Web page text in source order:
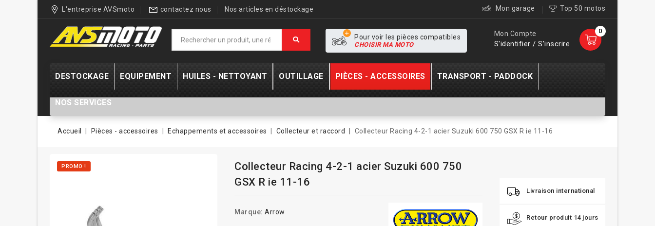
L'entreprise AVSmoto contactez nous Nos articles en déstockage Mon garage Top 50 motos
0
Mon Compte
S'identifier / S'inscrire
Pour voir les pièces compatibles
CHOISIR MA MOTO
DESTOCKAGE EQUIPEMENT HUILES - NETTOYANT OUTILLAGE PIÈCES - ACCESSOIRES TRANSPORT - PADDOCK
NOS SERVICES
Accueil Pièces - accessoires Echappements et accessoires Collecteur et raccord Collecteur Racing 4-2-1 acier Suzuki 600 750 GSX R ie 11-16
PROMO !
Collecteur Racing 4-2-1 acier Suzuki 600 750
GSX R ie 11-16
Marque: Arrow
Livraison international
Retour produit 14 jours